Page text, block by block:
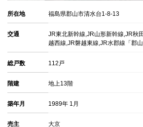
所在地 福島県郡山市清水台1-8-13
交通
JR東北新幹線,JR山形新幹線,JR秋
越西線,JR磐越東線,JR水郡線「郡
総戸数 112戸
階建 地上13階
築年月 1989年 1月
売主 大京